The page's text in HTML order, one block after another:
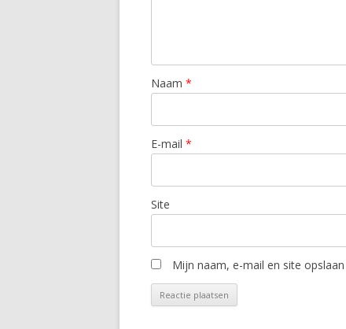
Naam *
E-mail *
Site
Mijn naam, e-mail en site